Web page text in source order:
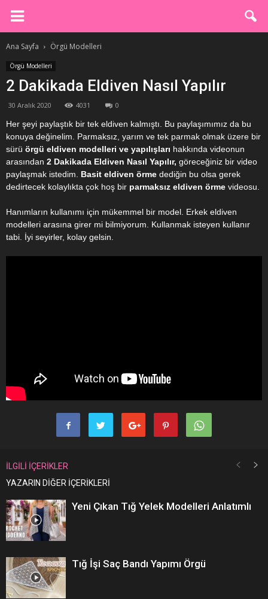
Ana Sayfa Örgü Modelleri
Örgü Modelleri
2 Dakikada Eldiven Nasıl Yapılır
30 Aralık 2020 4031 0
Her şeyi paylaştık bir tek eldiven kalmıştı. Bu paylaşımımız da bu
konuya değinelim. Parmaksız, yarım ve tek parmak olmak üzere bir
sürü örgü eldiven modelleri ve yapılışları hakkında videonun
arasından 2 Dakikada Eldiven Nasıl Yapılır, göreceğiniz bir video
paylaşmak istedim. Basit eldiven örme dediğin bu olsa gerek
dedirtecek kolaylıkta çok hoş bir parmaksız eldiven örme videosu.
Hanımların kullanımı için mükemmel bir model. Erkek eldiven
modelleri arasına girer mi bilmiyorum. Kullanmak isteyen kullanır
tabi. İyi seyirler, kolay gelsin.
İLGİLİ İÇERİKLER
YAZARIN DİĞER İÇERİKLERİ
Yeni Çıkan Tığ Yelek Modelleri Anlatımlı
Tığ İşi Saç Bandı Yapımı Örgü